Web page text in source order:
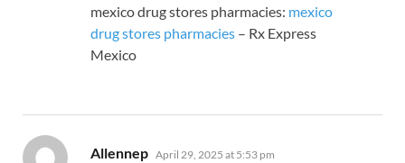
mexico drug stores pharmacies: mexico
drug stores pharmacies – Rx Express
Mexico
Allennep says:
April 29, 2025 at 5:53 pm